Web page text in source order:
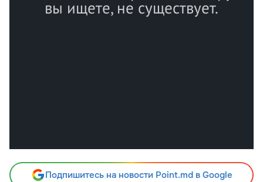
Подпишитесь на новости Point.md в Google